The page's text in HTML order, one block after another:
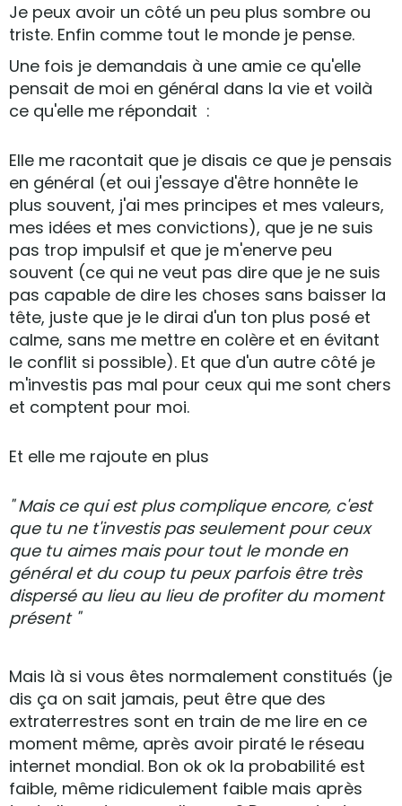
Je peux avoir un côté un peu plus sombre ou
triste. Enfin comme tout le monde je pense.
Une fois je demandais à une amie ce qu'elle
pensait de moi en général dans la vie et voilà
ce qu'elle me répondait :
Elle me racontait que je disais ce que je pensais
en général (et oui j'essaye d'être honnête le
plus souvent, j'ai mes principes et mes valeurs,
mes idées et mes convictions), que je ne suis
pas trop impulsif et que je m'enerve peu
souvent (ce qui ne veut pas dire que je ne suis
pas capable de dire les choses sans baisser la
tête, juste que je le dirai d'un ton plus posé et
calme, sans me mettre en colère et en évitant
le conflit si possible). Et que d'un autre côté je
m'investis pas mal pour ceux qui me sont chers
et comptent pour moi.
Et elle me rajoute en plus
"Mais ce qui est plus complique encore, c'est
que tu ne t'investis pas seulement pour ceux
que tu aimes mais pour tout le monde en
général et du coup tu peux parfois être très
dispersé au lieu au lieu de profiter du moment
présent "
Mais là si vous êtes normalement constitués (je
dis ça on sait jamais, peut être que des
extraterrestres sont en train de me lire en ce
moment même, après avoir piraté le réseau
internet mondial. Bon ok ok la probabilité est
faible, même ridiculement faible mais après